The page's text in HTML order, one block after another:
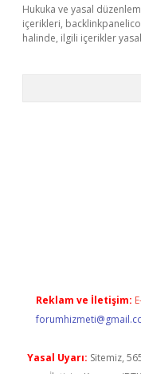
Hukuka ve yasal
içerikleri,
halinde, ilgili içerikler
Reklam ve İletişim:
Yasal Uyarı: Sitemiz,